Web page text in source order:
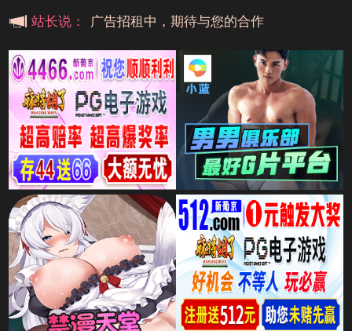
站长说： 广告招租中，期待与您的合作
广告招租中，期待与您的合作
广告招租中，期待与您的合作